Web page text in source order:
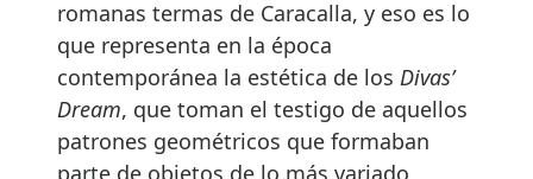
romanas termas de Caracalla, y eso es lo
que representa en la época
contemporánea la estética de los Divas’
Dream, que toman el testigo de aquellos
patrones geométricos que formaban
parte de objetos de lo más variado,